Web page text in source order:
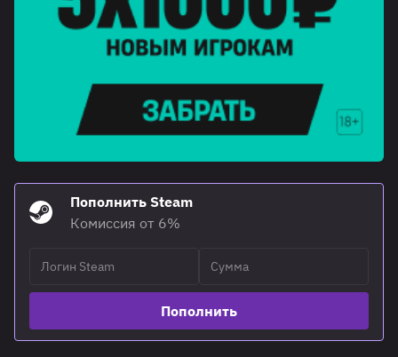
Пополнить Steam
Комиссия от 6%
Пополнить